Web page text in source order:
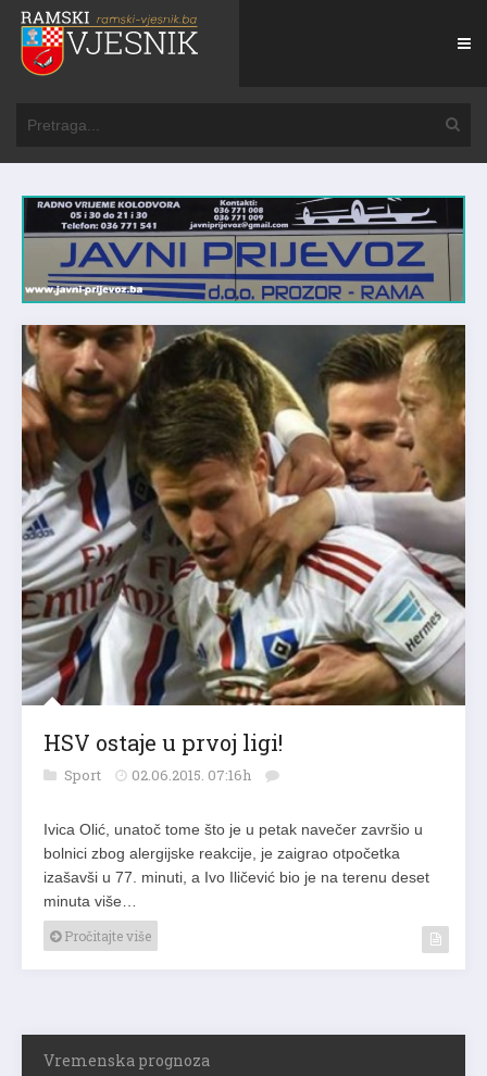
HSV ostaje u prvoj ligi!
Sport 02.06.2015. 07:16h
Ivica Olić, unatoč tome što je u petak navečer završio u
bolnici zbog alergijske reakcije, je zaigrao otpočetka
izašavši u 77. minuti, a Ivo Iličević bio je na terenu deset
minuta više…
Pročitajte više
Vremenska prognoza